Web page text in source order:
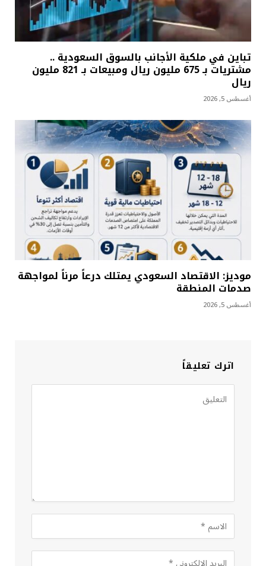
تباين في ملكية الأجانب بالسوق السعودية ..
مشتريات بـ 675 مليون ريال ومبيعات بـ 821 مليون
ريال
أغسطس 5, 2026
موديز: الاقتصاد السعودي يمتلك درعاً مرناً لمواجهة
صدمات المنطقة
أغسطس 5, 2026
اترك تعليقاً